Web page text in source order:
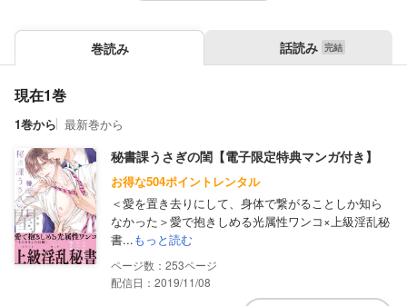
巻読み 話読み
現在1巻
1巻から 最新巻から
秘書課うさぎの閨【電子限定特典マンガ付き】
お得な504ポイントレンタル
＜愛を置き去りにして、身体で繋がることしか知ら
なかった＞愛で抱きしめる光属性ワンコ×上級淫乱秘
書...もっと読む
253
配信日：2019/11/08